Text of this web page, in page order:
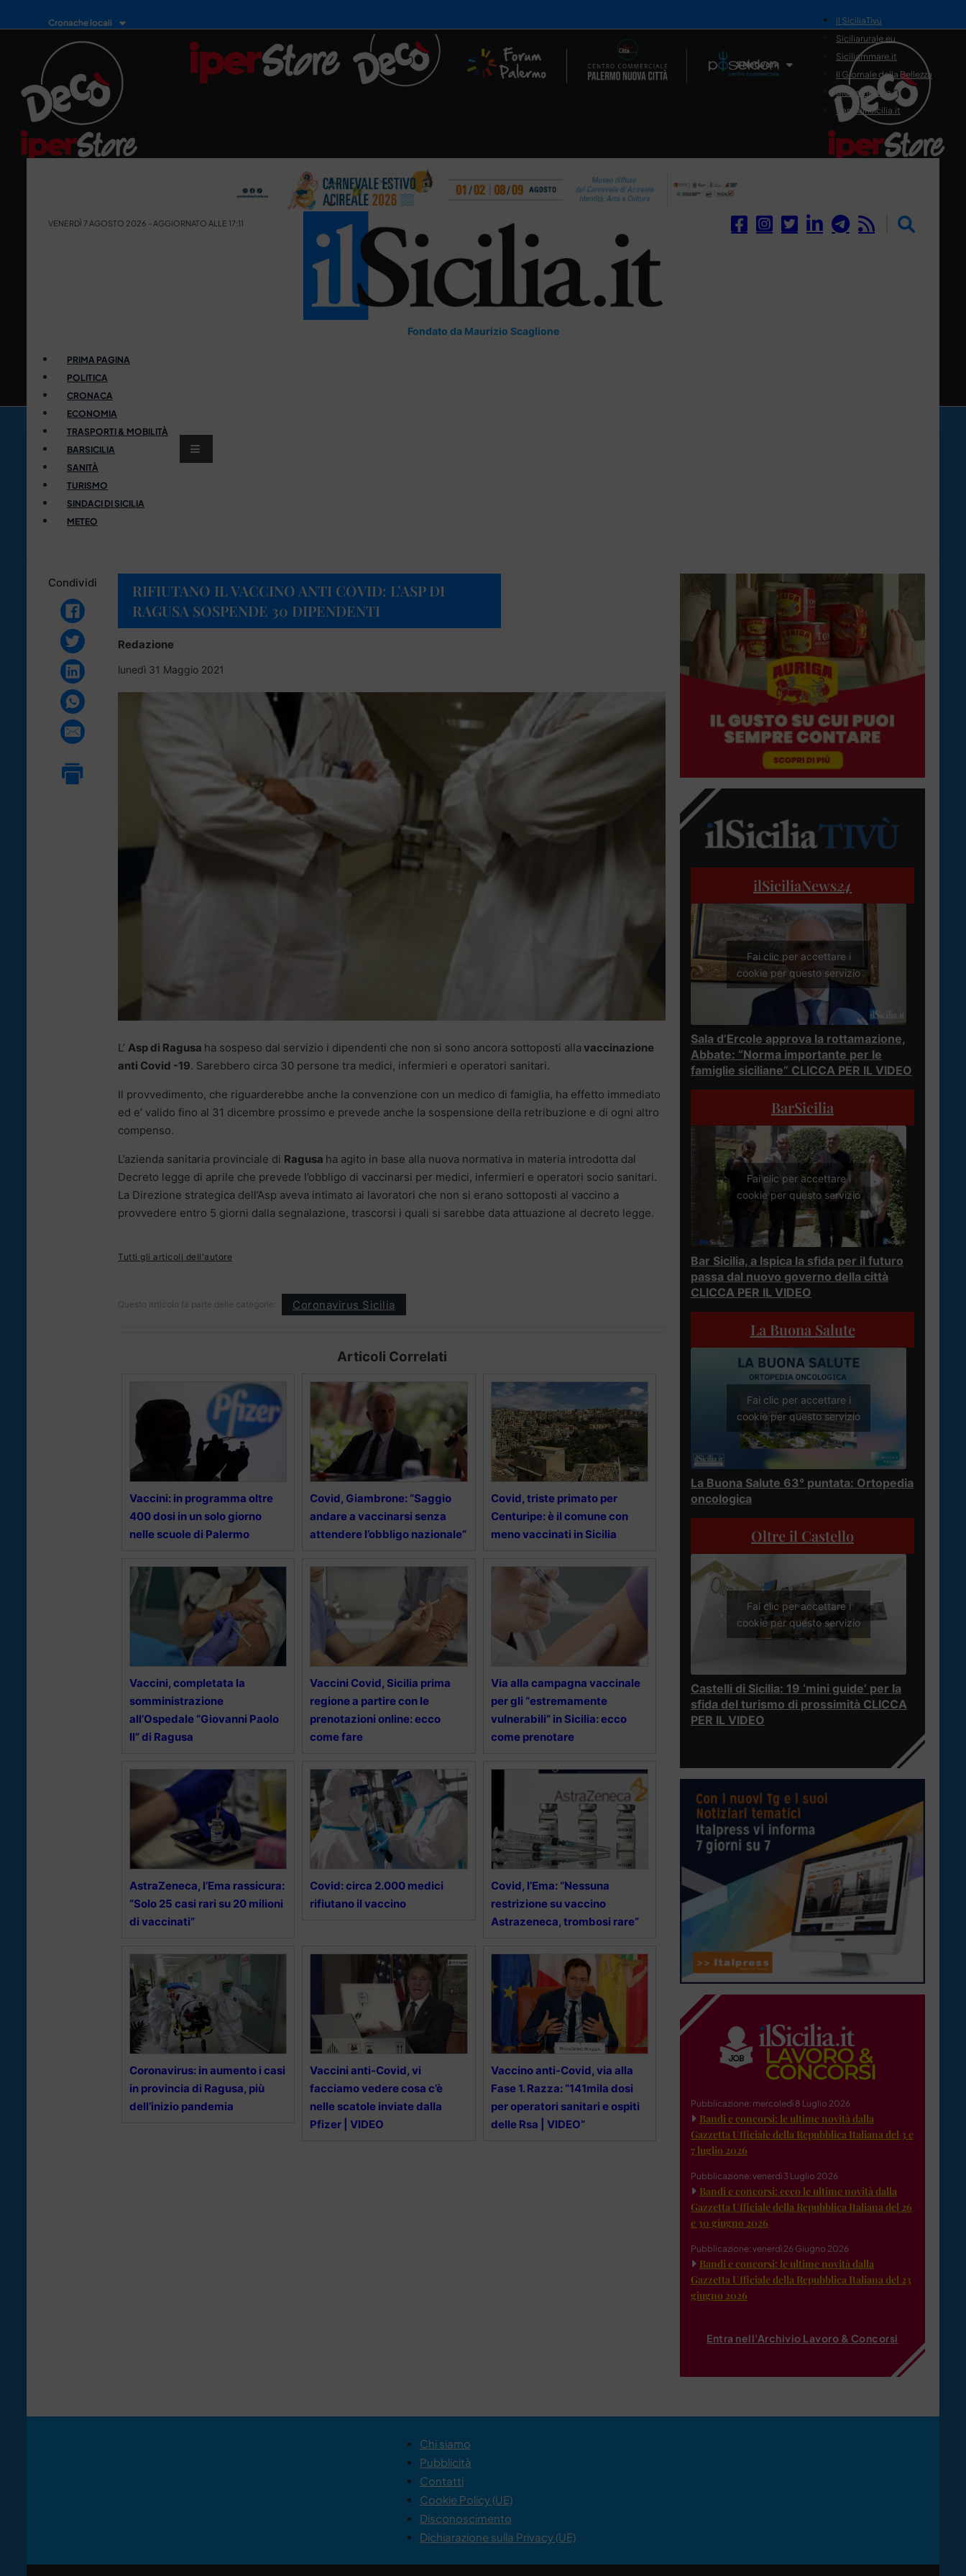
Cronache locali
Il Network
il SiciliaTivù
Siciliarurale.eu
Siciliammare.it
Il Giornale della Bellezza
Siciliamedica.it
Sanitainsicilia.it
VENERDÌ 7 AGOSTO 2026 - AGGIORNATO ALLE 17:11
Fondato da Maurizio Scaglione
PRIMA PAGINA
POLITICA
CRONACA
ECONOMIA
TRASPORTI & MOBILITÀ
BARSICILIA
SANITÀ
TURISMO
SINDACI DI SICILIA
METEO
Condividi
RIFIUTANO IL VACCINO ANTI COVID: L’ASP DI
RAGUSA SOSPENDE 30 DIPENDENTI
Redazione
lunedì 31 Maggio 2021
L’ Asp di Ragusa ha sospeso dal servizio i dipendenti che non si sono ancora sottoposti alla vaccinazione
anti Covid -19. Sarebbero circa 30 persone tra medici, infermieri e operatori sanitari.
Il provvedimento, che riguarderebbe anche la convenzione con un medico di famiglia, ha effetto immediato
ed e’ valido fino al 31 dicembre prossimo e prevede anche la sospensione della retribuzione e di ogni altro
compenso.
L’azienda sanitaria provinciale di Ragusa ha agito in base alla nuova normativa in materia introdotta dal
Decreto legge di aprile che prevede l’obbligo di vaccinarsi per medici, infermieri e operatori socio sanitari.
La Direzione strategica dell’Asp aveva intimato ai lavoratori che non si erano sottoposti al vaccino a
provvedere entro 5 giorni dalla segnalazione, trascorsi i quali si sarebbe data attuazione al decreto legge.
Tutti gli articoli dell'autore
Questo articolo fa parte delle categorie: Coronavirus Sicilia
Articoli Correlati
Vaccini: in programma oltre
400 dosi in un solo giorno
nelle scuole di Palermo
Covid, Giambrone: “Saggio
andare a vaccinarsi senza
attendere l’obbligo nazionale”
Covid, triste primato per
Centuripe: è il comune con
meno vaccinati in Sicilia
Vaccini, completata la
somministrazione
all’Ospedale “Giovanni Paolo
II” di Ragusa
Vaccini Covid, Sicilia prima
regione a partire con le
prenotazioni online: ecco
come fare
Via alla campagna vaccinale
per gli “estremamente
vulnerabili” in Sicilia: ecco
come prenotare
AstraZeneca, l’Ema rassicura:
“Solo 25 casi rari su 20 milioni
di vaccinati”
Covid: circa 2.000 medici
rifiutano il vaccino
Covid, l’Ema: “Nessuna
restrizione su vaccino
Astrazeneca, trombosi rare”
Coronavirus: in aumento i casi
in provincia di Ragusa, più
dell’inizio pandemia
Vaccini anti-Covid, vi
facciamo vedere cosa c’è
nelle scatole inviate dalla
Pfizer | VIDEO
Vaccino anti-Covid, via alla
Fase 1. Razza: “141mila dosi
per operatori sanitari e ospiti
delle Rsa | VIDEO”
ilSiciliaNews24
Fai clic per accettare i
cookie per questo servizio
Sala d’Ercole approva la rottamazione,
Abbate: “Norma importante per le
famiglie siciliane” CLICCA PER IL VIDEO
BarSicilia
Fai clic per accettare i
cookie per questo servizio
Bar Sicilia, a Ispica la sfida per il futuro
passa dal nuovo governo della città
CLICCA PER IL VIDEO
La Buona Salute
Fai clic per accettare i
cookie per questo servizio
La Buona Salute 63° puntata: Ortopedia
oncologica
Oltre il Castello
Fai clic per accettare i
cookie per questo servizio
Castelli di Sicilia: 19 ‘mini guide’ per la
sfida del turismo di prossimità CLICCA
PER IL VIDEO
Pubblicazione: mercoledì 8 Luglio 2026
Bandi e concorsi: le ultime novità dalla
Gazzetta Ufficiale della Repubblica Italiana del 3 e
7 luglio 2026
Pubblicazione: venerdì 3 Luglio 2026
Bandi e concorsi: ecco le ultime novità dalla
Gazzetta Ufficiale della Repubblica Italiana del 26
e 30 giugno 2026
Pubblicazione: venerdì 26 Giugno 2026
Bandi e concorsi: le ultime novità dalla
Gazzetta Ufficiale della Repubblica Italiana del 23
giugno 2026
Entra nell'Archivio Lavoro & Concorsi
Chi siamo
Pubblicità
Contatti
Cookie Policy (UE)
Disconoscimento
Dichiarazione sulla Privacy (UE)